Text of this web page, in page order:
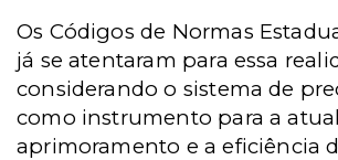
Os Códigos de Normas
já se atentaram para essa
considerando o sistema de
como instrumento para a
aprimoramento e a eficiência